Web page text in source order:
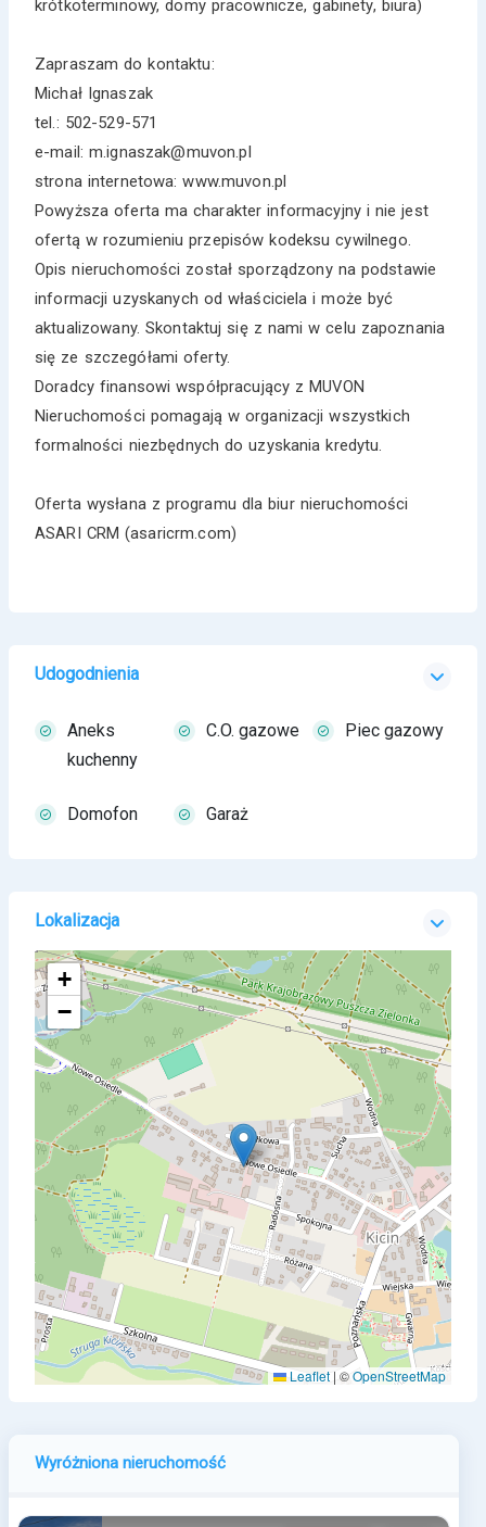
krótkoterminowy, domy pracownicze, gabinety, biura)
Zapraszam do kontaktu:
Michał Ignaszak
tel.: 502-529-571
e-mail: m.ignaszak@muvon.pl
strona internetowa: www.muvon.pl
Powyższa oferta ma charakter informacyjny i nie jest
ofertą w rozumieniu przepisów kodeksu cywilnego.
Opis nieruchomości został sporządzony na podstawie
informacji uzyskanych od właściciela i może być
aktualizowany. Skontaktuj się z nami w celu zapoznania
się ze szczegółami oferty.
Doradcy finansowi współpracujący z MUVON
Nieruchomości pomagają w organizacji wszystkich
formalności niezbędnych do uzyskania kredytu.
Oferta wysłana z programu dla biur nieruchomości
ASARI CRM (asaricrm.com)
Udogodnienia
Aneks
kuchenny
C.O. gazowe Piec gazowy
Domofon Garaż
Lokalizacja
+
−
Leaflet | ©OpenStreetMap
Wyróżniona nieruchomość